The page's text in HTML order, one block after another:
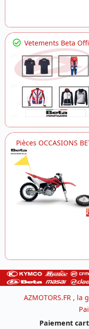
Vetements Beta
Pièces OCCASIONS
AZMOTORS.FR ,
Paiement